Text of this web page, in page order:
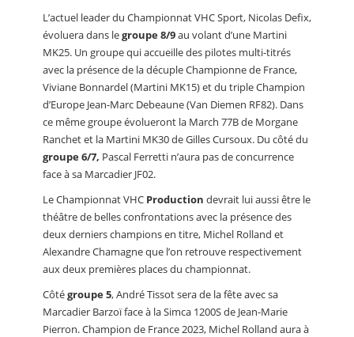
L’actuel leader du Championnat VHC Sport, Nicolas Defix,
évoluera dans legroupe 8/9au volant d’une Martini
MK25. Un groupe qui accueille des pilotes multi-titrés
avec la présence de la décuple Championne de France,
Viviane Bonnardel (Martini MK15) et du triple Champion
d’Europe Jean-Marc Debeaune (Van Diemen RF82). Dans
ce même groupe évolueront la March 77B de Morgane
Ranchet et la Martini MK30 de Gilles Cursoux. Du côté du
groupe 6/7, Pascal Ferretti n’aura pas de concurrence
face à sa Marcadier JF02.
Le Championnat VHC Production devrait lui aussi être le
théâtre de belles confrontations avec la présence des
deux derniers champions en titre, Michel Rolland et
Alexandre Chamagne que l’on retrouve respectivement
aux deux premières places du championnat.
Côtégroupe 5, André Tissot sera de la fête avec sa
Marcadier Barzoï face à la Simca 1200S de Jean-Marie
Pierron. Champion de France 2023, Michel Rolland aura à